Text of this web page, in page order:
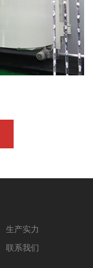
生产实力
联系我们